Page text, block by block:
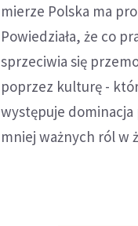
mierze Polska ma
Powiedziała, że co
sprzeciwia się
poprzez kulturę -
występuje
mniej ważnych ról w